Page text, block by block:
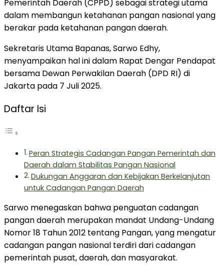
Pemerintah Daerah (CPPD) sebagai strategi utama
dalam membangun ketahanan pangan nasional yang
berakar pada ketahanan pangan daerah.
Sekretaris Utama Bapanas, Sarwo Edhy,
menyampaikan hal ini dalam Rapat Dengar Pendapat
bersama Dewan Perwakilan Daerah (DPD RI) di
Jakarta pada 7 Juli 2025.
Daftar Isi
Peran Strategis Cadangan Pangan Pemerintah dan
Daerah dalam Stabilitas Pangan Nasional
Dukungan Anggaran dan Kebijakan Berkelanjutan
untuk Cadangan Pangan Daerah
Sarwo menegaskan bahwa penguatan cadangan
pangan daerah merupakan mandat Undang-Undang
Nomor 18 Tahun 2012 tentang Pangan, yang mengatur
cadangan pangan nasional terdiri dari cadangan
pemerintah pusat, daerah, dan masyarakat.